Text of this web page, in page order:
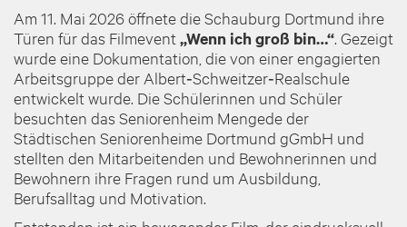
Am 11. Mai 2026 öffnete die Schauburg Dortmund ihre
Türen für das Filmevent „Wenn ich groß bin…“ . Gezeigt
wurde eine Dokumentation, die von einer engagierten
Arbeitsgruppe der Albert‑Schweitzer‑Realschule
entwickelt wurde. Die Schülerinnen und Schüler
besuchten das Seniorenheim Mengede der
Städtischen Seniorenheime Dortmund gGmbH und
stellten den Mitarbeitenden und Bewohnerinnen und
Bewohnern ihre Fragen rund um Ausbildung,
Berufsalltag und Motivation.